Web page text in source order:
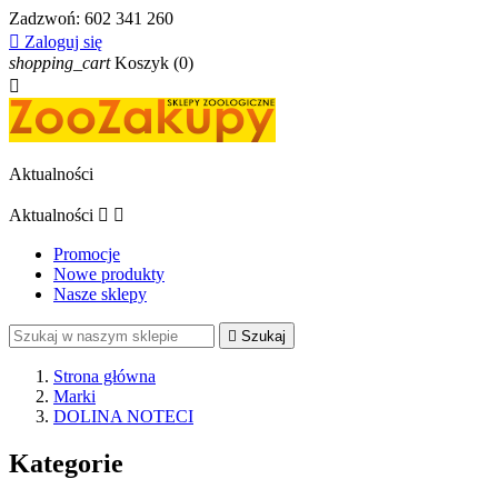
Zadzwoń: 602 341 260
 Zaloguj się
shopping_cart Koszyk (0)

Aktualności
Aktualności  
Promocje
Nowe produkty
Nasze sklepy
 Szukaj
Strona główna
Marki
DOLINA NOTECI
Kategorie